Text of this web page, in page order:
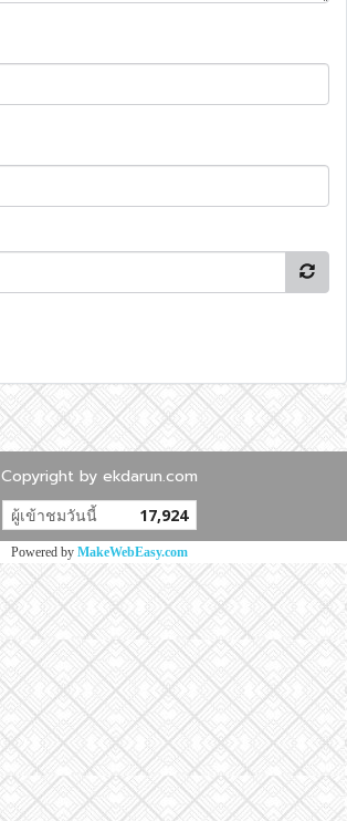
Copyright by ekdarun.com
ผู้เข้าชมวันนี้ 17,924
Powered by MakeWebEasy.com